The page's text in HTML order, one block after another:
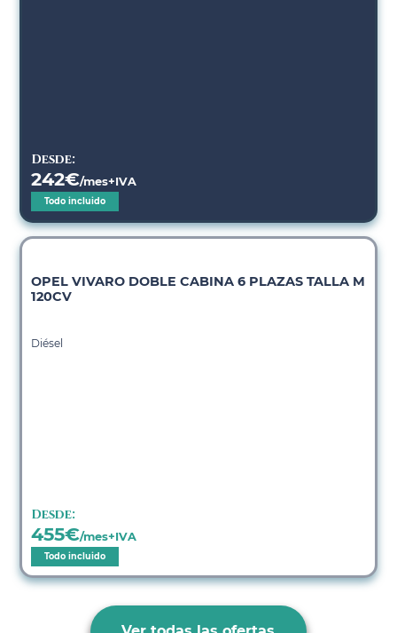
Desde:
242€/mes+IVA
Todo incluido
OPEL VIVARO DOBLE CABINA 6 PLAZAS TALLA M
120CV
Diésel
Desde:
455€/mes+IVA
Todo incluido